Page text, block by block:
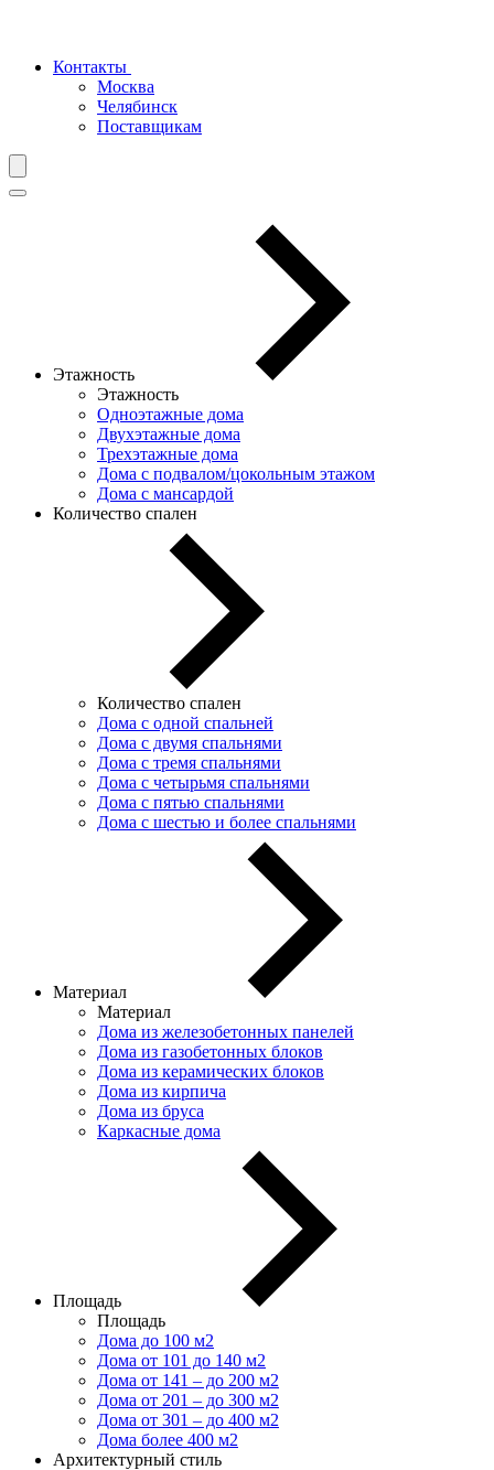
Контакты
Москва
Челябинск
Поставщикам
Этажность
Этажность
Одноэтажные дома
Двухэтажные дома
Трехэтажные дома
Дома с подвалом/цокольным этажом
Дома с мансардой
Количество спален
Количество спален
Дома с одной спальней
Дома с двумя спальнями
Дома с тремя спальнями
Дома с четырьмя спальнями
Дома с пятью спальнями
Дома с шестью и более спальнями
Материал
Материал
Дома из железобетонных панелей
Дома из газобетонных блоков
Дома из керамических блоков
Дома из кирпича
Дома из бруса
Каркасные дома
Площадь
Площадь
Дома до 100 м2
Дома от 101 до 140 м2
Дома от 141 – до 200 м2
Дома от 201 – до 300 м2
Дома от 301 – до 400 м2
Дома более 400 м2
Архитектурный стиль